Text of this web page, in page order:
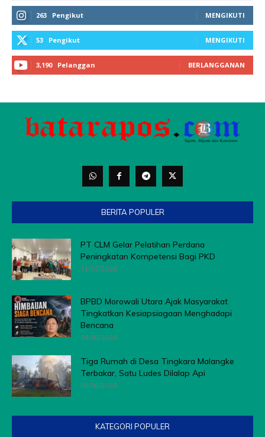
BERITA POPULER
PT CLM Gelar Pelatihan Perdana
Peningkatan Kompetensi Bagi PKD
31/07/2026
BPBD Morowali Utara Ajak Masyarakat
Tingkatkan Kesiapsiagaan Menghadapi
Bencana
04/08/2026
Tiga Rumah di Desa Tingkara Malangke
Terbakar, Satu Ludes Dilalap Api
05/08/2026
KATEGORI POPULER